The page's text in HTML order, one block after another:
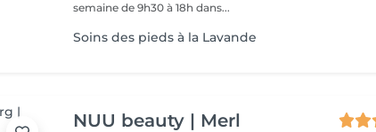
semaine de 9h30 à 18h dans...
Soins des pieds à la Lavande
NUU beauty | Merl